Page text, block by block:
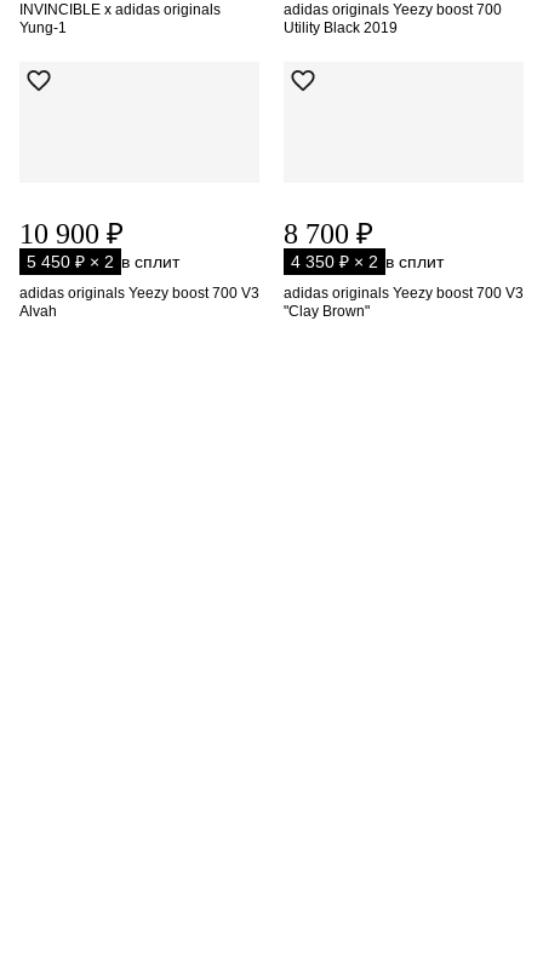
INVINCIBLE x adidas originals
Yung-1
adidas originals Yeezy boost 700
Utility Black 2019
10 900 ₽
5 450 ₽ × 2 в сплит
adidas originals Yeezy boost 700 V3
Alvah
8 700 ₽
4 350 ₽ × 2 в сплит
adidas originals Yeezy boost 700 V3
"Clay Brown"